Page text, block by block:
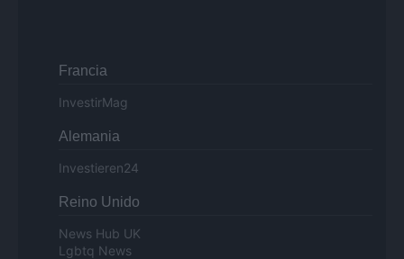
Francia
InvestirMag
Alemania
Investieren24
Reino Unido
News Hub UK
Lgbtq News